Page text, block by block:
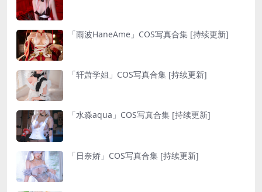
「雨波HaneAme」COS写真合集 [持续更新]
「轩萧学姐」COS写真合集 [持续更新]
「水淼aqua」COS写真合集 [持续更新]
「日奈娇」COS写真合集 [持续更新]